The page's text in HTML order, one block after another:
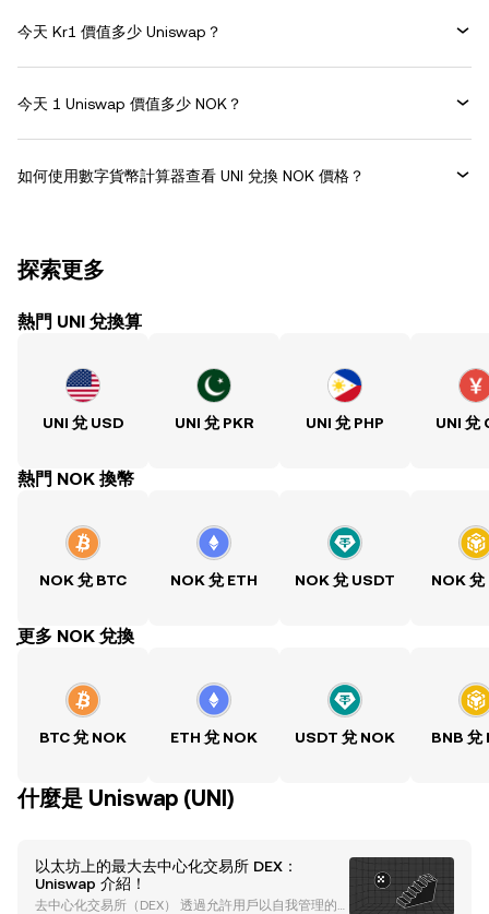
今天 Kr1 價值多少 Uniswap？
今天 1 Uniswap 價值多少 NOK？
如何使用數字貨幣計算器查看 UNI 兌換 NOK 價格？
探索更多
熱門 UNI 兌換算
UNI 兌 USD UNI 兌 PKR UNI 兌 PHP UNI 兌
熱門 NOK 換幣
NOK 兌 BTC NOK 兌 ETH NOK 兌 USDT NOK 兌
ִִִִִִִִִִִִִִִִִִִִִִִִִִִִִִִִִִִִִִִִִִִִִִִִ更多 NOK 兌換
BTC 兌 NOK ETH 兌 NOK USDT 兌 NOK BNB 兌
什麼是 Uniswap (UNI)
以太坊上的最大去中心化交易所 DEX：
Uniswap 介紹！
去中心化交易所（DEX） 透過允許用戶以自我管理的